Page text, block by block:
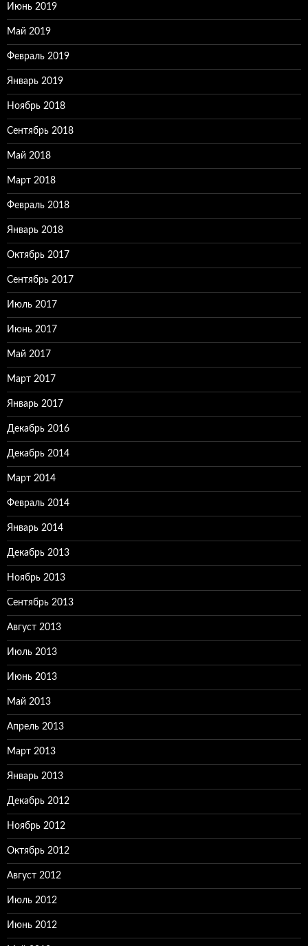
Июнь 2019
Май 2019
Февраль 2019
Январь 2019
Ноябрь 2018
Сентябрь 2018
Май 2018
Март 2018
Февраль 2018
Январь 2018
Октябрь 2017
Сентябрь 2017
Июль 2017
Июнь 2017
Май 2017
Март 2017
Январь 2017
Декабрь 2016
Декабрь 2014
Март 2014
Февраль 2014
Январь 2014
Декабрь 2013
Ноябрь 2013
Сентябрь 2013
Август 2013
Июль 2013
Июнь 2013
Май 2013
Апрель 2013
Март 2013
Январь 2013
Декабрь 2012
Ноябрь 2012
Октябрь 2012
Август 2012
Июль 2012
Июнь 2012